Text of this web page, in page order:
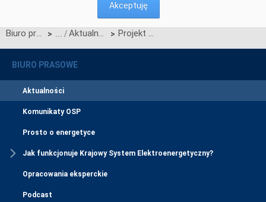
Akceptuję
Biuro prasowe > Aktualności > Projekt schematów XSD dla Załącznika 3 do Technicznych Standardów Komunikacji Biznesowej (TSKB) - raport z prekonsultacji
BIURO PRASOWE
Aktualności
Komunikaty OSP
Prosto o energetyce
Jak funkcjonuje Krajowy System Elektroenergetyczny?
Opracowania eksperckie
Podcast